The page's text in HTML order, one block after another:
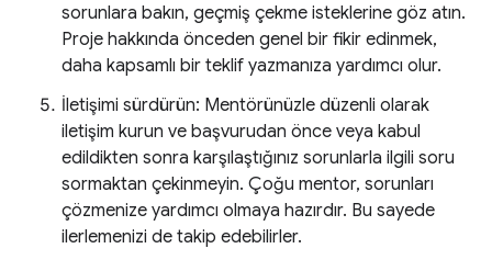
sorunlara bakın, geçmiş çekme isteklerine göz atın.
Proje hakkında önceden genel bir fikir edinmek,
daha kapsamlı bir teklif yazmanıza yardımcı olur.
İletişimi sürdürün: Mentörünüzle düzenli olarak
iletişim kurun ve başvurudan önce veya kabul
edildikten sonra karşılaştığınız sorunlarla ilgili soru
sormaktan çekinmeyin. Çoğu mentor, sorunları
çözmenize yardımcı olmaya hazırdır. Bu sayede
ilerlemenizi de takip edebilirler.